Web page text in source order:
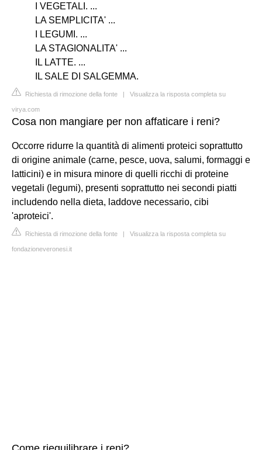
I VEGETALI. ...
LA SEMPLICITA' ...
I LEGUMI. ...
LA STAGIONALITA' ...
IL LATTE. ...
IL SALE DI SALGEMMA.
Richiesta di rimozione della fonte | Visualizza la risposta completa su
virya.com
Cosa non mangiare per non affaticare i reni?
Occorre ridurre la quantità di alimenti proteici soprattutto
di origine animale (carne, pesce, uova, salumi, formaggi e
latticini) e in misura minore di quelli ricchi di proteine
vegetali (legumi), presenti soprattutto nei secondi piatti
includendo nella dieta, laddove necessario, cibi
'aproteici'.
Richiesta di rimozione della fonte | Visualizza la risposta completa su
fondazioneveronesi.it